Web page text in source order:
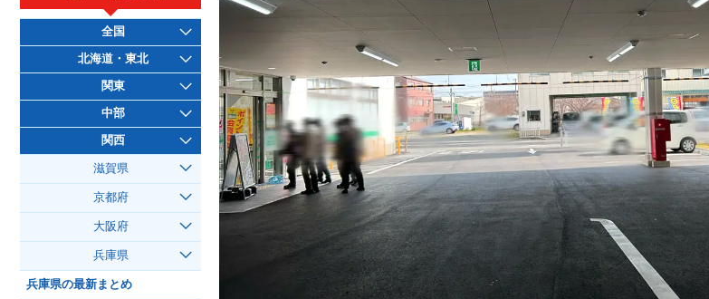
全国
北海道・東北
関東
中部
関西
滋賀県
京都府
大阪府
兵庫県
兵庫県の最新まとめ